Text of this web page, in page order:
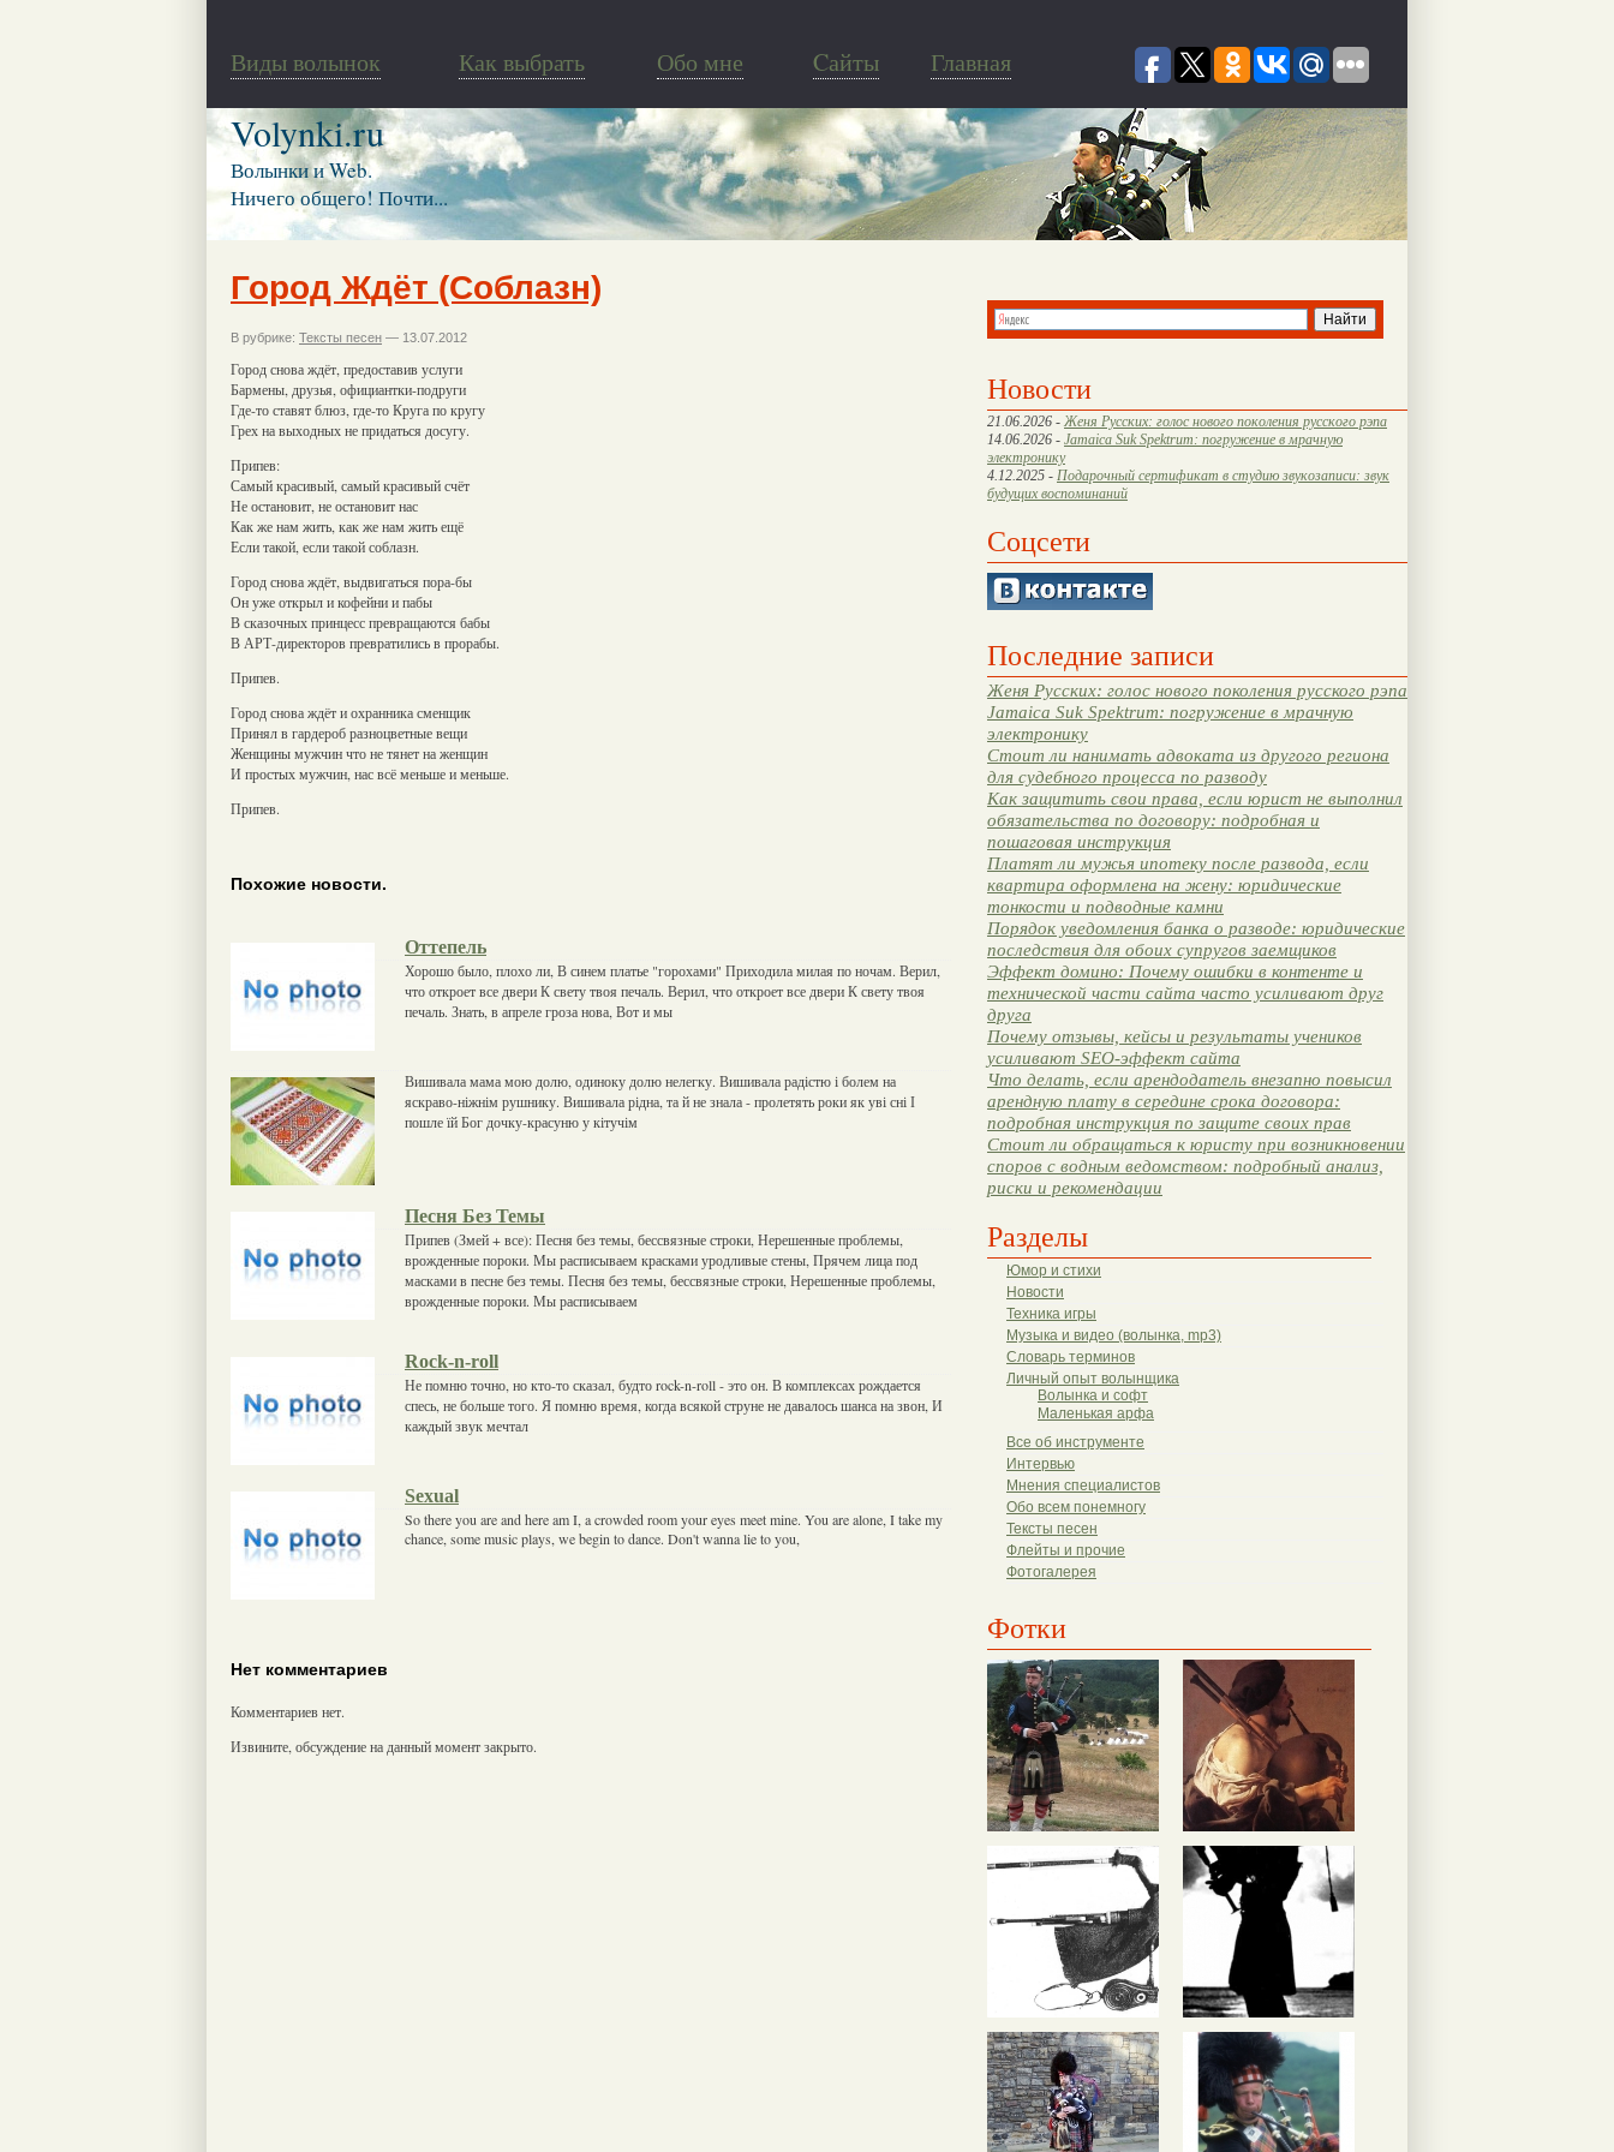
Виды волынок Как выбрать Обо мне Cайты Главная
Volynki.ru
Волынки и Web.
Ничего общего! Почти...
Новости
21.06.2026 - Женя Русских: голос нового поколения русского рэпа
14.06.2026 - Jamaica Suk Spektrum: погружение в мрачную
электронику
4.12.2025 - Подарочный сертификат в студию звукозаписи: звук
будущих воспоминаний
Соцсети
Последние записи
Женя Русских: голос нового поколения русского рэпа
Jamaica Suk Spektrum: погружение в мрачную
электронику
Стоит ли нанимать адвоката из другого региона
для судебного процесса по разводу
Как защитить свои права, если юрист не выполнил
обязательства по договору: подробная и
пошаговая инструкция
Платят ли мужья ипотеку после развода, если
квартира оформлена на жену: юридические
тонкости и подводные камни
Порядок уведомления банка о разводе: юридические
последствия для обоих супругов заемщиков
Эффект домино: Почему ошибки в контенте и
технической части сайта часто усиливают друг
друга
Почему отзывы, кейсы и результаты учеников
усиливают SEO-эффект сайта
Что делать, если арендодатель внезапно повысил
арендную плату в середине срока договора:
подробная инструкция по защите своих прав
Стоит ли обращаться к юристу при возникновении
споров с водным ведомством: подробный анализ,
риски и рекомендации
Разделы
Юмор и стихи
Новости
Техника игры
Музыка и видео (волынка, mp3)
Словарь терминов
Личный опыт волынщика
Волынка и софт
Маленькая арфа
Все об инструменте
Интервью
Мнения специалистов
Обо всем понемногу
Тексты песен
Флейты и прочие
Фотогалерея
Фотки
Город Ждёт (Соблазн)
В рубрике: Тексты песен — 13.07.2012
Город снова ждёт, предоставив услуги
Бармены, друзья, официантки-подруги
Где-то ставят блюз, где-то Круга по кругу
Грех на выходных не придаться досугу.
Припев:
Самый красивый, самый красивый счёт
Не остановит, не остановит нас
Как же нам жить, как же нам жить ещё
Если такой, если такой соблазн.
Город снова ждёт, выдвигаться пора-бы
Он уже открыл и кофейни и пабы
В сказочных принцесс превращаются бабы
В АРТ-директоров превратились в прорабы.
Припев.
Город снова ждёт и охранника сменщик
Принял в гардероб разноцветные вещи
Женщины мужчин что не тянет на женщин
И простых мужчин, нас всё меньше и меньше.
Припев.
Похожие новости.
Оттепель
Хорошо было, плохо ли, В синем платье "горохами" Приходила милая по ночам. Верил,
что откроет все двери К свету твоя печаль. Верил, что откроет все двери К свету твоя
печаль. Знать, в апреле гроза нова, Вот и мы
Вишивала мама мою долю, одиноку долю нелегку. Вишивала радістю і болем на
яскраво-ніжнім рушнику. Вишивала рідна, та й не знала - пролетять роки як уві сні І
пошле їй Бог дочку-красуню у кітучім
Песня Без Темы
Припев (Змей + все): Песня без темы, бессвязные строки, Нерешенные проблемы,
врожденные пороки. Мы расписываем красками уродливые стены, Прячем лица под
масками в песне без темы. Песня без темы, бессвязные строки, Нерешенные проблемы,
врожденные пороки. Мы расписываем
Rock-n-roll
Не помню точно, но кто-то сказал, будто rock-n-roll - это он. В комплексах рождается
спесь, не больше того. Я помню время, когда всякой струне не давалось шанса на звон, И
каждый звук мечтал
Sexual
So there you are and here am I, a crowded room your eyes meet mine. You are alone, I take my
chance, some music plays, we begin to dance. Don't wanna lie to you,
Нет комментариев
Комментариев нет.
Извините, обсуждение на данный момент закрыто.